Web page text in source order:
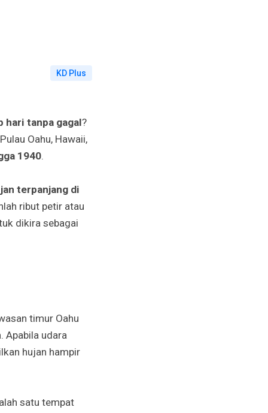
KD Plus
hari tanpa gagal?
Oahu, Hawaii,
1940.
terpanjang di
ribut petir atau
dikira sebagai
timur Oahu
Apabila udara
hujan hampir
satu tempat